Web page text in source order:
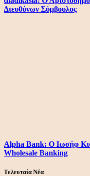
Διευθύνων Σύμβουλος
Alpha Bank: Ο Ιωσήφ
Wholesale Banking
Τελευταία Νέα